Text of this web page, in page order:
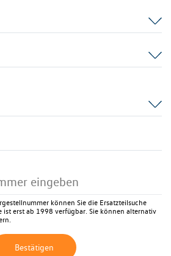
können Sie die Ersatzteilsuche
ist erst ab 1998 verfügbar. Sie können alternativ
Bestätigen